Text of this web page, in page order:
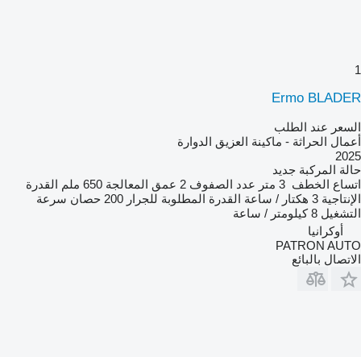
1
Ermo BLADER
السعر عند الطلب
أعمال الحراثة - ماكينة العزيق الدوارة
2025
حالة المركبة جديد
اتساع الخطف 3 متر عدد الصفوف 2 عمق المعالجة 650 ملم
القدرة
الإنتاجية 3 هكتار / ساعة القدرة المطلوبة للجرار 200 حصان
سرعة
التشغيل 8 كيلومتر / ساعة
أوكرانيا
PATRON AUTO
الاتصال بالبائع